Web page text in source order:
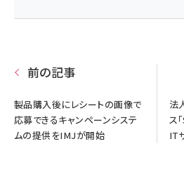
前の記事
製品購入後にレシートの画像で
応募できるキャンペーンシステ
ムの提供をIMJが開始
法
ス
IT